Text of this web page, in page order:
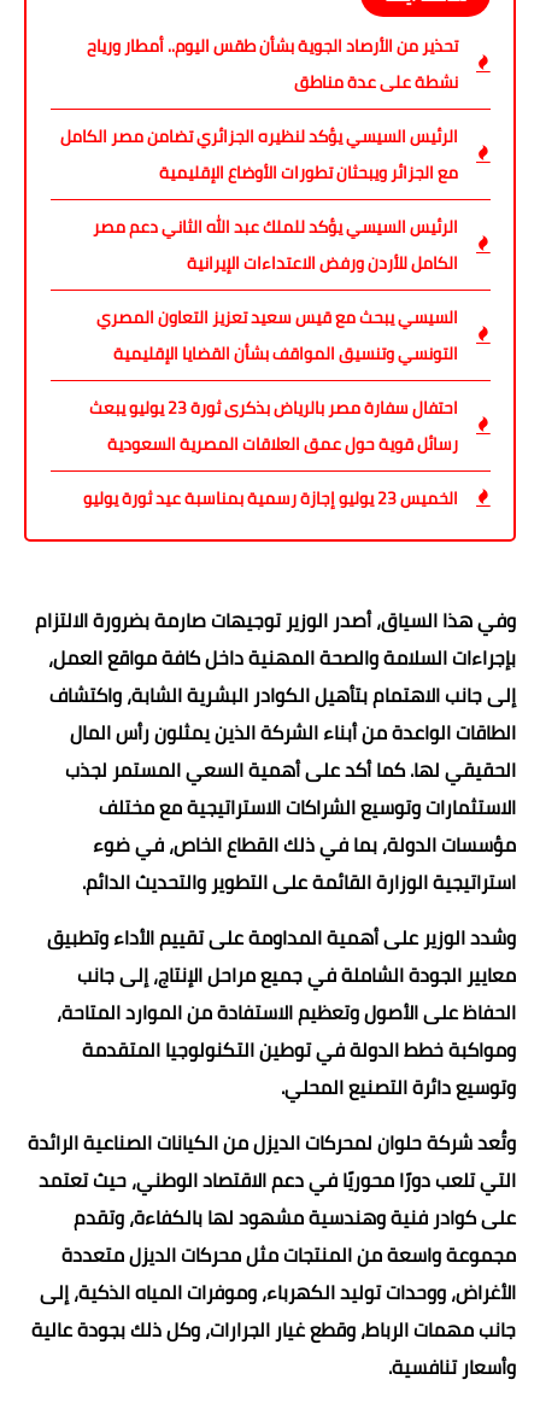
تحذير من الأرصاد الجوية بشأن طقس اليوم.. أمطار ورياح
نشطة على عدة مناطق
الرئيس السيسي يؤكد لنظيره الجزائري تضامن مصر الكامل
مع الجزائر ويبحثان تطورات الأوضاع الإقليمية
الرئيس السيسي يؤكد للملك عبد الله الثاني دعم مصر
الكامل للأردن ورفض الاعتداءات الإيرانية
السيسي يبحث مع قيس سعيد تعزيز التعاون المصري
التونسي وتنسيق المواقف بشأن القضايا الإقليمية
احتفال سفارة مصر بالرياض بذكرى ثورة 23 يوليو يبعث
رسائل قوية حول عمق العلاقات المصرية السعودية
الخميس 23 يوليو إجازة رسمية بمناسبة عيد ثورة يوليو
وفي هذا السياق، أصدر الوزير توجيهات صارمة بضرورة الالتزام
بإجراءات السلامة والصحة المهنية داخل كافة مواقع العمل،
إلى جانب الاهتمام بتأهيل الكوادر البشرية الشابة، واكتشاف
الطاقات الواعدة من أبناء الشركة الذين يمثلون رأس المال
الحقيقي لها. كما أكد على أهمية السعي المستمر لجذب
الاستثمارات وتوسيع الشراكات الاستراتيجية مع مختلف
مؤسسات الدولة، بما في ذلك القطاع الخاص، في ضوء
استراتيجية الوزارة القائمة على التطوير والتحديث الدائم.
وشدد الوزير على أهمية المداومة على تقييم الأداء وتطبيق
معايير الجودة الشاملة في جميع مراحل الإنتاج، إلى جانب
الحفاظ على الأصول وتعظيم الاستفادة من الموارد المتاحة،
ومواكبة خطط الدولة في توطين التكنولوجيا المتقدمة
وتوسيع دائرة التصنيع المحلي.
وتُعد شركة حلوان لمحركات الديزل من الكيانات الصناعية الرائدة
التي تلعب دورًا محوريًا في دعم الاقتصاد الوطني، حيث تعتمد
على كوادر فنية وهندسية مشهود لها بالكفاءة، وتقدم
مجموعة واسعة من المنتجات مثل محركات الديزل متعددة
الأغراض، ووحدات توليد الكهرباء، وموفرات المياه الذكية، إلى
جانب مهمات الرباط، وقطع غيار الجرارات، وكل ذلك بجودة عالية
وأسعار تنافسية.